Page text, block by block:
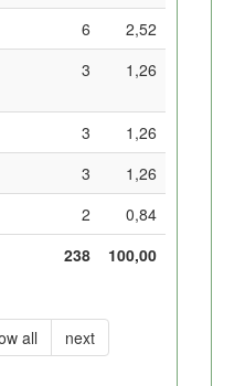
6
2,52
3 1,26
3
1,26
3
1,26
2
0,84
238
100,00
all next